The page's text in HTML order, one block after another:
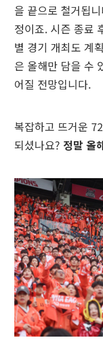
을 끝으로 철거됩
정이죠. 시즌 종료
별 경기 개최도 계
은 올해만 담을 수
어질 전망입니다.
복잡하고 뜨거운
되셨나요? 정말 올